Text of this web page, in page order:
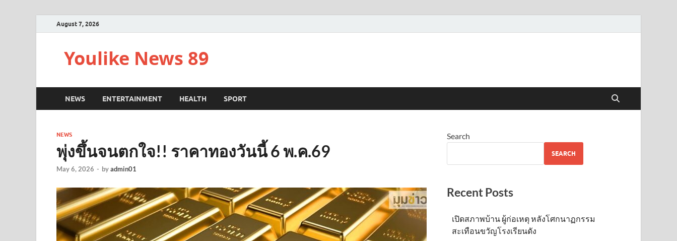
August 7, 2026
Youlike News 89
NEWS ENTERTAINMENT HEALTH SPORT
NEWS
พุ่งขึ้นจนตกใจ!! ราคาทองวันนี้ 6 พ.ค.69
May 6, 2026 - byadmin01
Search
SEARCH
Recent Posts
เปิดสภาพบ้าน ผู้ก่อเหตุ หลังโศกนาฏกรรม
สะเทือนขวัญโรงเรียนดัง